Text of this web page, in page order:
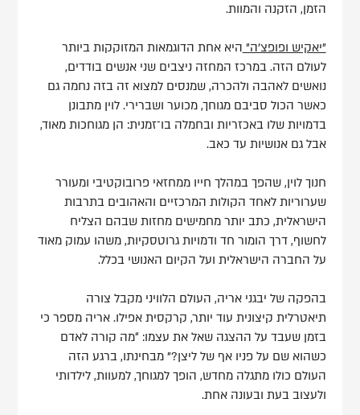
הזמן, הזקנה והמוות.
"יאקיש ופופצ'ה" היא אחת הדוגמאות המזוקקות ביותר
לעולם הזה. במרכז המחזה ניצבים שני אנשים בודדים,
נואשים לאהבה ולהכרה, שמנסים למצוא זה בזה נחמה גם
כאשר הכול סביבם מגוחך, מכוער ושברירי. לוין מתבונן
בדמויות שלו באכזריות ובחמלה בו־זמנית: הן מגוחכות מאוד,
אבל גם אנושיות עד כאב.
חנוך לוין, שהפך במהלך חייו ממחזאי פרובוקטיבי ומעורר
שערוריות לאחד הקולות המרכזיים והאהובים בתרבות
הישראלית, כתב יותר מחמישים מחזות שבהם הצליח
לחשוף, דרך הומור חד ודמויות גרוטסקיות, משהו עמוק מאוד
על החברה הישראלית ועל הקיום האנושי בכלל.
בהפקה של יבגני אריה, העולם הלוויני מקבל צורה
תיאטרלית קיצונית עוד יותר, קרקסית אפילו. אריה מספר כי
בזמן שעבד על ההצגה שאל את עצמו: “מה קורה לאדם
כשהוא שם על פניו אף של ליצן?” מבחינתו, ברגע הזה
העולם כולו מתגלה מחדש, הופך למגוחך, למעוות, לילדותי
ולעצוב בעת ובעונה אחת.